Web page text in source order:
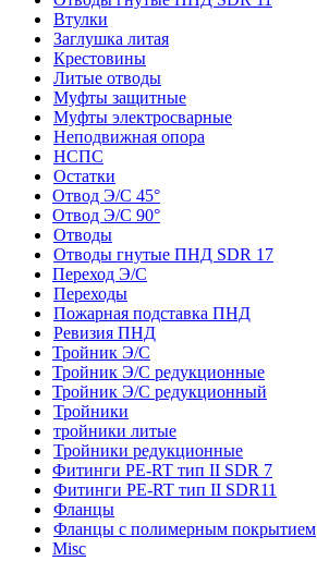
Втулки
Заглушка литая
Крестовины
Литые отводы
Муфты защитные
Муфты электросварные
Неподвижная опора
НСПС
Остатки
Отвод Э/С 45°
Отвод Э/С 90°
Отводы
Отводы гнутые ПНД SDR 17
Переход Э/С
Переходы
Пожарная подставка ПНД
Ревизия ПНД
Тройник Э/С
Тройник Э/С редукционные
Тройник Э/С редукционный
Тройники
тройники литые
Тройники редукционные
Фитинги PE-RT тип II SDR 7
Фитинги PE-RT тип II SDR11
Фланцы
Фланцы с полимерным покрытием
Misc